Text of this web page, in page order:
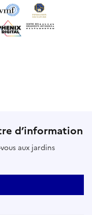
d’information
aux jardins